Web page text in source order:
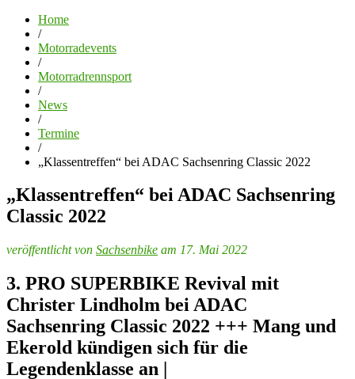
Home
/
Motorradevents
/
Motorradrennsport
/
News
/
Termine
/
„Klassentreffen“ bei ADAC Sachsenring Classic 2022
„Klassentreffen“ bei ADAC Sachsenring
Classic 2022
veröffentlicht von Sachsenbike am 17. Mai 2022
3. PRO SUPERBIKE Revival mit
Christer Lindholm bei ADAC
Sachsenring Classic 2022 +++ Mang und
Ekerold kündigen sich für die
Legendenklasse an |